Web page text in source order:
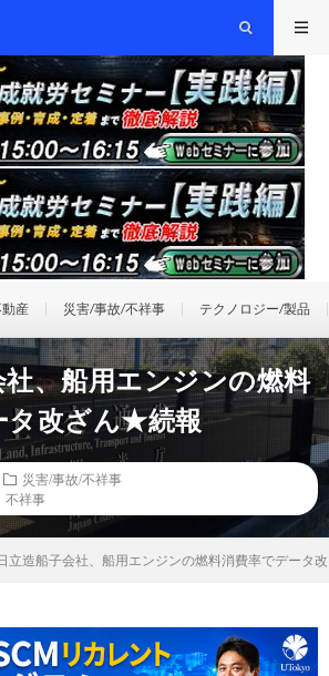
産 災害/事故/不祥事 テクノロジー/製品
社、船用エンジンの燃料
タ改ざん★続報
災害/事故/不祥事
不祥事
立造船子会社、船用エンジンの燃料消費率でデータ